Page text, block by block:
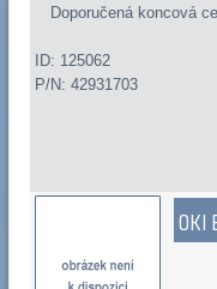
Doporučená koncová
ID: 125062
P/N: 42931703
OKI